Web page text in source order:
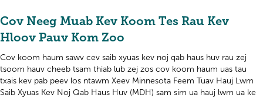
Cov Neeg Muab Kev Koom Tes Rau Kev
Hloov Pauv Kom Zoo
Cov koom haum sawv cev saib xyuas kev noj qab haus huv rau zej
tsoom hauv cheeb tsam thiab lub zej zos cov koom haum uas tau
txais kev pab peev los ntawm Xeev Minnesota Feem Tuav Hauj Lwm
Saib Xyuas Kev Noj Qab Haus Huv (MDH) sam sim ua hauj lwm ua ke